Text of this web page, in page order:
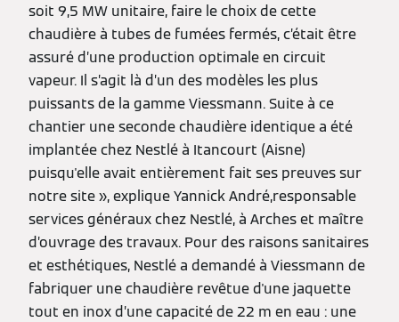
soit 9,5 MW unitaire, faire le choix de cette
chaudière à tubes de fumées fermés, c’était être
assuré d’une production optimale en circuit
vapeur. Il s’agit là d’un des modèles les plus
puissants de la gamme Viessmann. Suite à ce
chantier une seconde chaudière identique a été
implantée chez Nestlé à Itancourt (Aisne)
puisqu'elle avait entièrement fait ses preuves sur
notre site », explique Yannick André,responsable
services généraux chez Nestlé, à Arches et maître
d’ouvrage des travaux. Pour des raisons sanitaires
et esthétiques, Nestlé a demandé à Viessmann de
fabriquer une chaudière revêtue d'une jaquette
tout en inox d’une capacité de 22 m en eau : une